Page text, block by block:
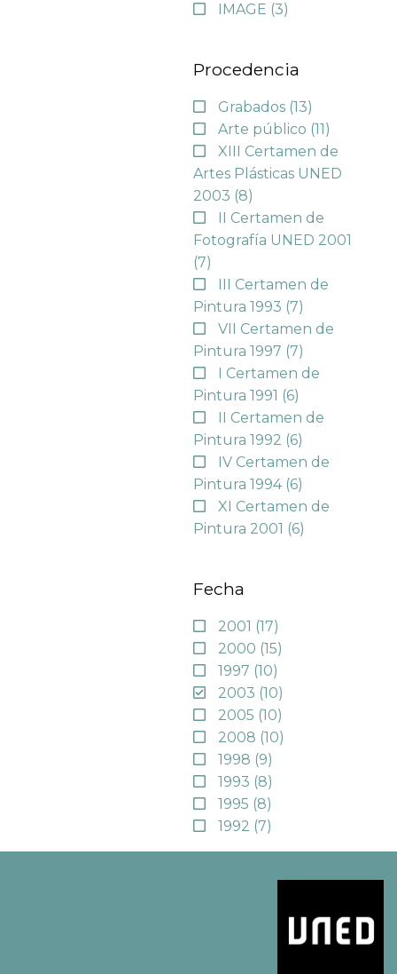
IMAGE (3)
Procedencia
Grabados (13)
Arte público (11)
XIII Certamen de
Artes Plásticas UNED
2003 (8)
II Certamen de
Fotografía UNED 2001
(7)
III Certamen de
Pintura 1993 (7)
VII Certamen de
Pintura 1997 (7)
I Certamen de
Pintura 1991 (6)
II Certamen de
Pintura 1992 (6)
IV Certamen de
Pintura 1994 (6)
XI Certamen de
Pintura 2001 (6)
Fecha
2001 (17)
2000 (15)
1997 (10)
2003 (10)
2005 (10)
2008 (10)
1998 (9)
1993 (8)
1995 (8)
1992 (7)